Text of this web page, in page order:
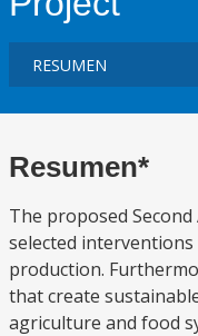
Resumen*
The proposed
selected
production.
that create
agriculture and food